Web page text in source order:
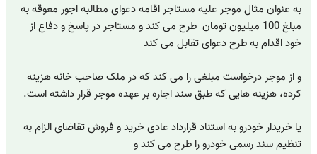
به عنوان مثال موجر علیه مستاجر اقامه دعوای مطالبه اجور معوقه به
مبلغ 100 میلیون تومان طرح می کند و مستاجر در پاسخ و دفاع از
خود اقدام به طرح دعوای تقابل می کند
و از موجر درخواست مبلغی را می کند که در ملک صاحب خانه هزینه
کرده، هزینه هایی که طبق سند اجاره بر عهده موجر قرار داشته است.
یا خریدار خودرو به استناد قرارداد عادی خرید و فروش تقاضای الزام به
تنظیم سند رسمی خودرو را طرح می کند و